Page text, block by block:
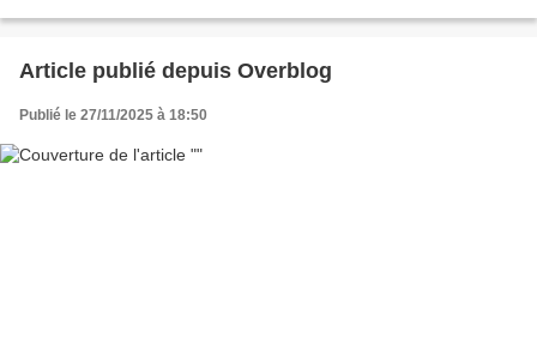
Article publié depuis Overblog
Publié le 27/11/2025 à 18:50